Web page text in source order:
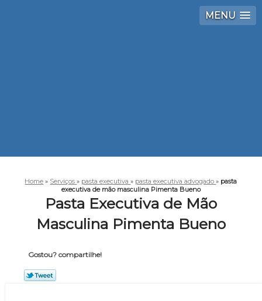
MENU
Home » Serviços» pasta executiva» pasta executiva advogado» pasta
executiva de mão masculina Pimenta Bueno
Pasta Executiva de Mão
Masculina Pimenta Bueno
Gostou? compartilhe!